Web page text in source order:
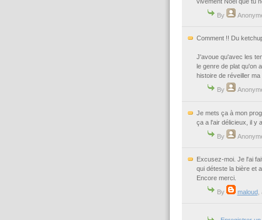
By
Comment !! Du
J'avoue qu'avec les
le genre de plat qu'on
histoire de réveiller
By
Je mets ça à mon
ça a l'air délicieux, il y
By
Excusez-moi. Je l'ai
qui déteste la bière et
Encore merci.
By
maloud,